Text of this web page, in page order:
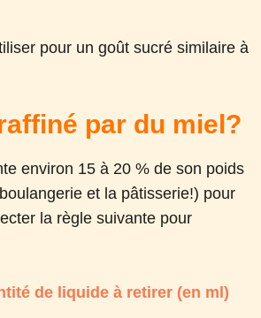
pour un goût sucré similaire à
par du miel?
environ 15 à 20 % de son poids
et la pâtisserie!) pour
la règle suivante pour
de liquide à retirer (en ml)